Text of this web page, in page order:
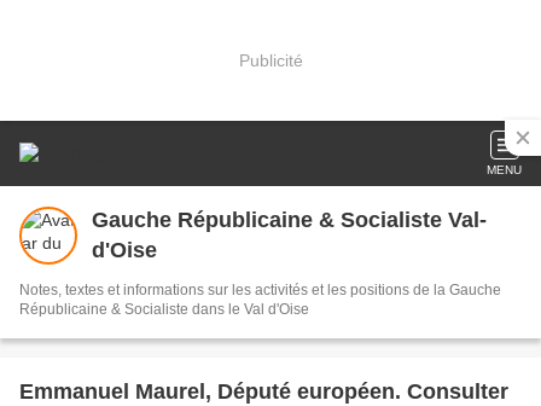
Publicité
MENU
Gauche Républicaine & Socialiste Val-
d'Oise
Notes, textes et informations sur les activités et les positions de la Gauche
Républicaine & Socialiste dans le Val d'Oise
Emmanuel Maurel, Député européen. Consulter